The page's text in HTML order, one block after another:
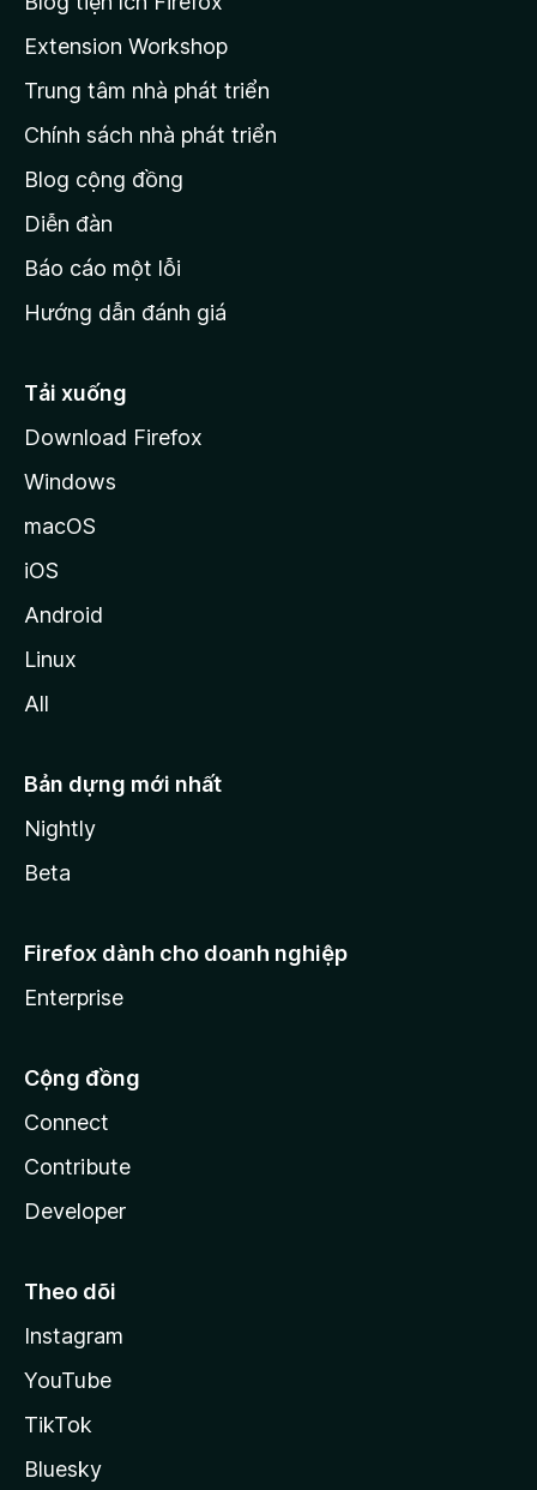
n
g
c
ủ
M
o
i
l
Extension Workshop
Trung tâm nhà phát triển
Chính sách nhà phát triển
Blog cộng đồng
Diễn đàn
Báo cáo một lỗi
Hướng dẫn đánh giá
Tải xuống
Download Firefox
Windows
macOS
iOS
Android
Linux
All
Bản dựng mới nhất
Nightly
Beta
Firefox dành cho doanh nghiệp
Enterprise
Cộng đồng
Connect
Contribute
Developer
Theo dõi
Instagram
YouTube
TikTok
Bluesky